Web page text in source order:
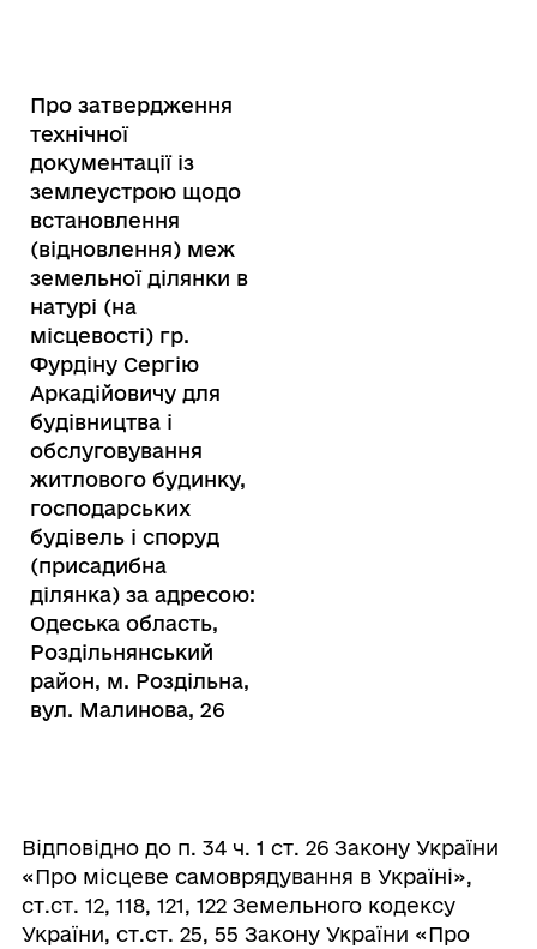
Про затвердження
технічної
документації із
землеустрою щодо
встановлення
(відновлення) меж
земельної ділянки в
натурі (на
місцевості) гр.
Фурдіну Сергію
Аркадійовичу для
будівництва і
обслуговування
житлового будинку,
господарських
будівель і споруд
(присадибна
ділянка) за адресою:
Одеська область,
Роздільнянський
район, м. Роздільна,
вул. Малинова, 26
Відповідно до п. 34 ч. 1 ст. 26 Закону України
«Про місцеве самоврядування в Україні»,
ст.ст. 12, 118, 121, 122 Земельного кодексу
України, ст.ст. 25, 55 Закону України «Про